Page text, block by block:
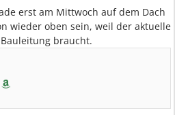
erst am Mittwoch auf dem Dach
wieder oben sein, weil der aktuelle
braucht.